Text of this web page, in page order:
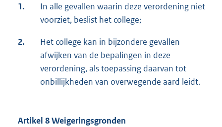
1.
In alle gevallen waarin deze verordening niet
voorziet, beslist het college;
2.
Het college kan in bijzondere gevallen
afwijken van de bepalingen in deze
verordening, als toepassing daarvan tot
onbillijkheden van overwegende aard leidt.
Artikel 8 Weigeringsgronden